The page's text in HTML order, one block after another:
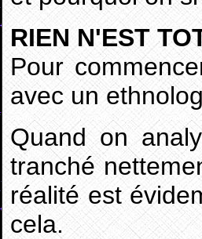
RIEN N'EST
Pour
avec un
Quand on
tranché
réalité est
cela.